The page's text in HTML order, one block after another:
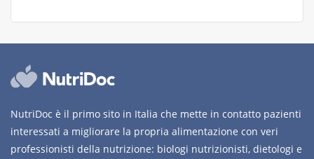
NutriDoc è il primo sito in Italia che mette in contatto pazienti
interessati a migliorare la propria alimentazione con veri
professionisti della nutrizione: biologi nutrizionisti, dietologi e